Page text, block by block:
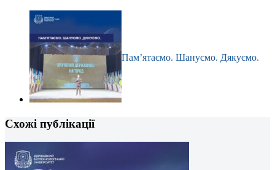
Пам’ятаємо. Шануємо. Дякуємо.
Схожі публікації